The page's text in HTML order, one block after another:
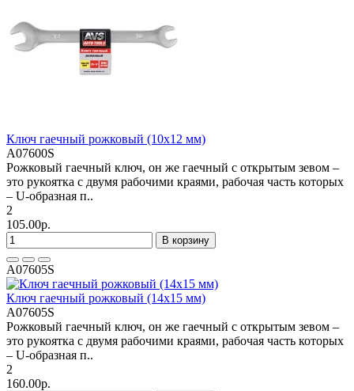
Ключ гаечный рожковый (10х12 мм)
A07600S
Рожковый гаечный ключ, он же гаечный с открытым зевом –
это рукоятка с двумя рабочими краями, рабочая часть которых
– U-образная п..
2
105.00р.
В корзину
A07605S
Ключ гаечный рожковый (14х15 мм)
A07605S
Рожковый гаечный ключ, он же гаечный с открытым зевом –
это рукоятка с двумя рабочими краями, рабочая часть которых
– U-образная п..
2
160.00р.